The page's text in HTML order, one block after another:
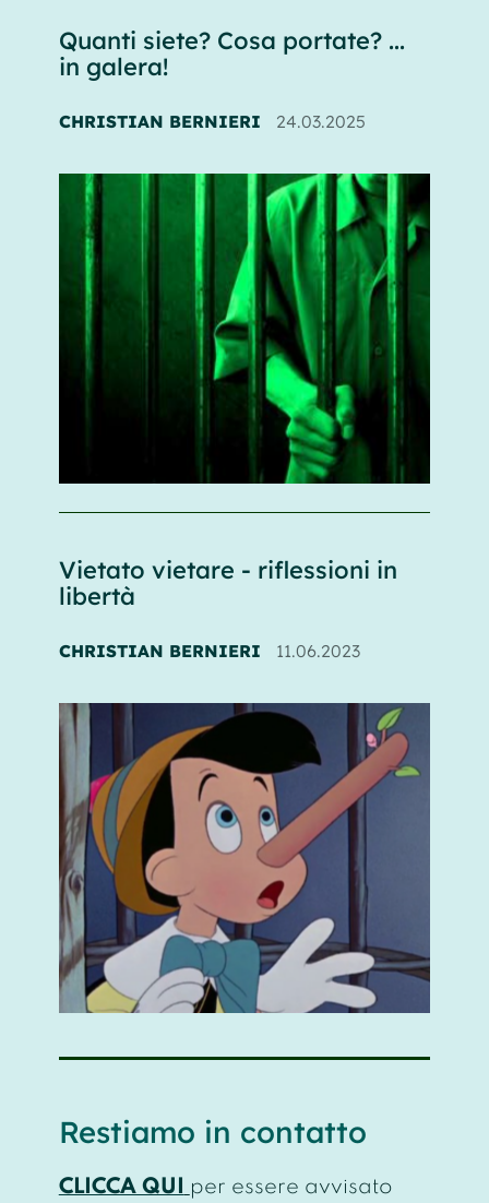
Quanti siete? Cosa portate? ...
in galera!
CHRISTIAN BERNIERI 24.03.2025
Vietato vietare - riflessioni in
libertà
CHRISTIAN BERNIERI 11.06.2023
Restiamo in contatto
CLICCA QUI per essere avvisato